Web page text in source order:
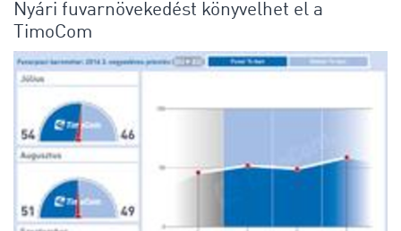
Nyári fuvarnövekedést könyvelhet el a
TimoCom